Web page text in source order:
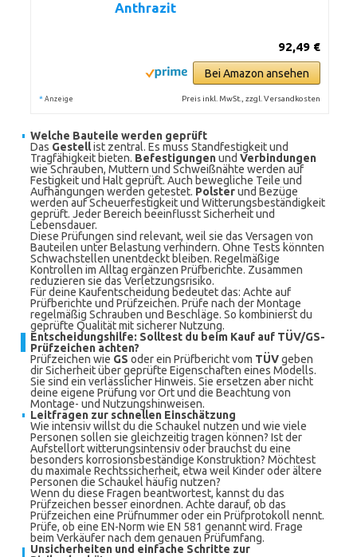
Anthrazit
92,49 €
Bei Amazon ansehen
* Anzeige Preis inkl. MwSt., zzgl. Versandkosten
Welche Bauteile werden geprüft
Das Gestellist zentral. Es muss Standfestigkeit und
Tragfähigkeit bieten. Befestigungenund Verbindungen
wie Schrauben, Muttern und Schweißnähte werden auf
Festigkeit und Halt geprüft. Auch bewegliche Teile und
Aufhängungen werden getestet. Polsterund Bezüge
werden auf Scheuerfestigkeit und Witterungsbeständigkeit
geprüft. Jeder Bereich beeinflusst Sicherheit und
Lebensdauer.
Diese Prüfungen sind relevant, weil sie das Versagen von
Bauteilen unter Belastung verhindern. Ohne Tests könnten
Schwachstellen unentdeckt bleiben. Regelmäßige
Kontrollen im Alltag ergänzen Prüfberichte. Zusammen
reduzieren sie das Verletzungsrisiko.
Für deine Kaufentscheidung bedeutet das: Achte auf
Prüfberichte und Prüfzeichen. Prüfe nach der Montage
regelmäßig Schrauben und Beschläge. So kombinierst du
geprüfte Qualität mit sicherer Nutzung.
Entscheidungshilfe: Solltest du beim Kauf auf TÜV/GS-
Prüfzeichen achten?
Prüfzeichen wie GS oder ein Prüfbericht vom TÜVgeben
dir Sicherheit über geprüfte Eigenschaften eines Modells.
Sie sind ein verlässlicher Hinweis. Sie ersetzen aber nicht
deine eigene Prüfung vor Ort und die Beachtung von
Montage- und Nutzungshinweisen.
Leitfragen zur schnellen Einschätzung
Wie intensiv willst du die Schaukel nutzen und wie viele
Personen sollen sie gleichzeitig tragen können? Ist der
Aufstellort witterungsintensiv oder brauchst du eine
besonders korrosionsbeständige Konstruktion? Möchtest
du maximale Rechtssicherheit, etwa weil Kinder oder ältere
Personen die Schaukel häufig nutzen?
Wenn du diese Fragen beantwortest, kannst du das
Prüfzeichen besser einordnen. Achte darauf, ob das
Prüfzeichen eine Prüfnummer oder ein Prüfprotokoll nennt.
Prüfe, ob eine EN-Norm wie EN 581 genannt wird. Frage
beim Verkäufer nach dem genauen Prüfumfang.
Unsicherheiten und einfache Schritte zur